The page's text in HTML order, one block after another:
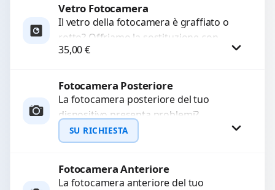
Richiedi Preventivo
Vetro Fotocamera
Il vetro della fotocamera è graffiato o
rotto? Offriamo la sostituzione con
ricambi di alta qualità garantiti per 3
35,00€
Procedi
Fotocamera Posteriore
La fotocamera posteriore del tuo
dispositivo presenta problemi?
Interveniamo per risolvere guasti come
immagini sfocate, messa a fuoco non
SU RICHIESTA
Richiedi Preventivo
Fotocamera Anteriore
La fotocamera anteriore del tuo